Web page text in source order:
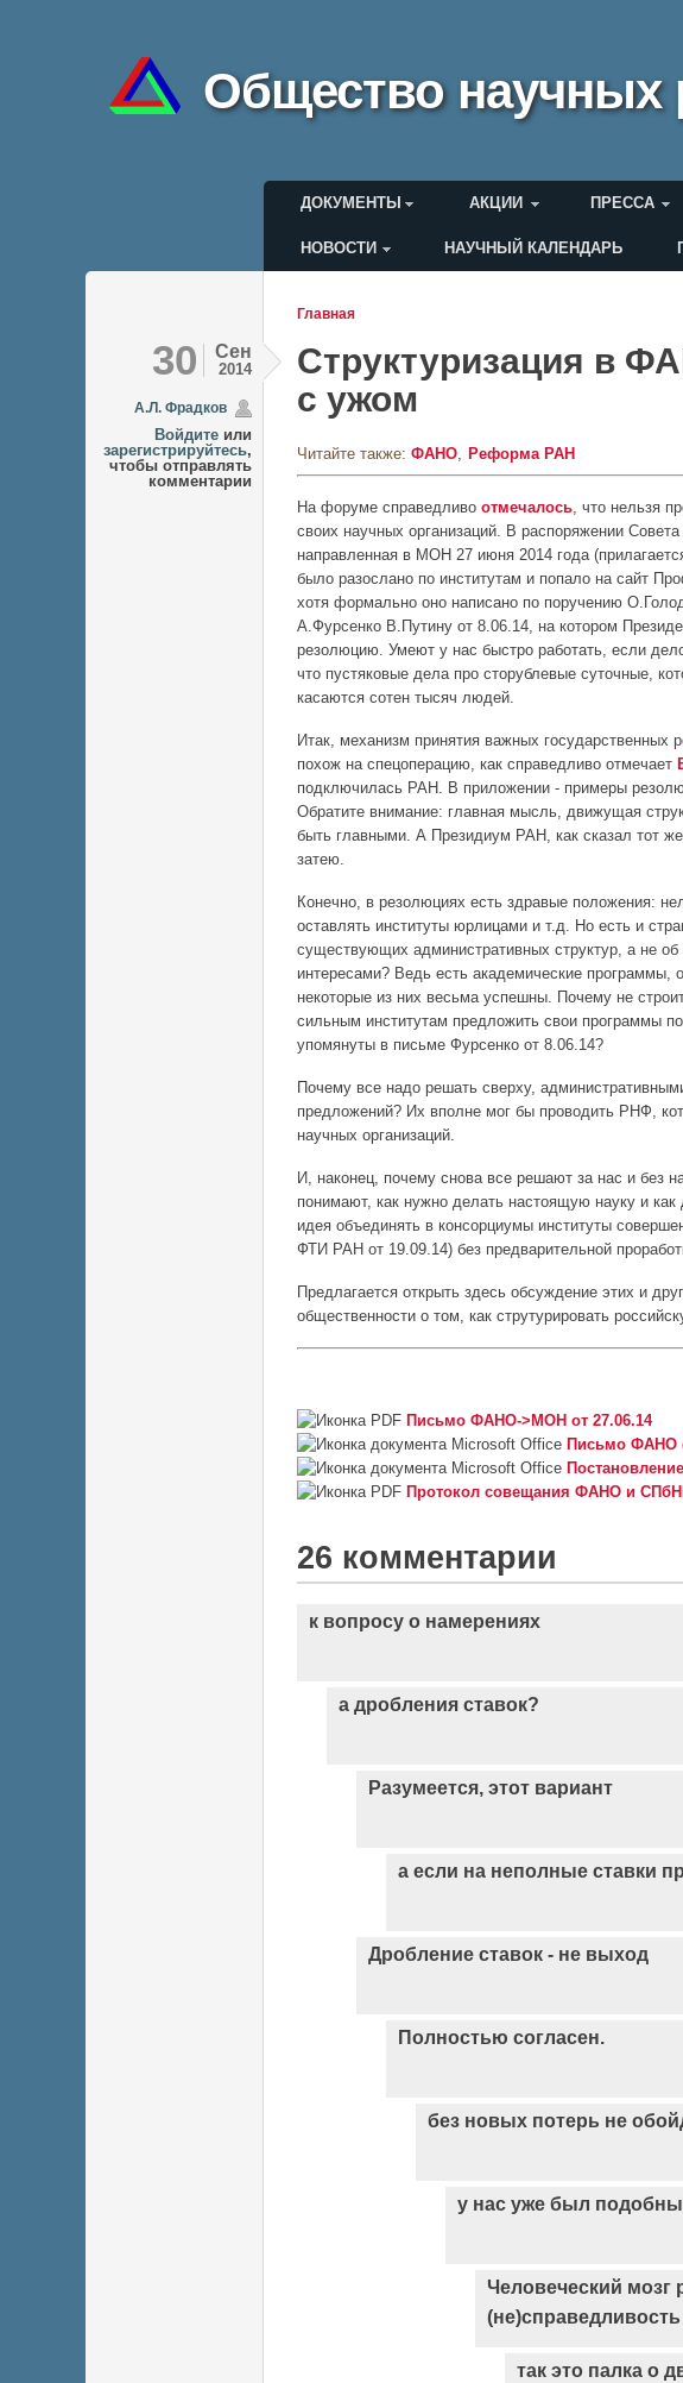
Общество научных
Главное меню
ДОКУМЕНТЫ АКЦИИ ПРЕССА
Меню пользователя
НОВОСТИ НАУЧНЫЙ КАЛЕНДАРЬ
Вы здесь
Главная
30 Сен
2014
А.Л. Фрадков
Войдите или
зарегистрируйтесь,
чтобы отправлять
комментарии
Структуризация в
с ужом
Читайте также: ФАНО Реформа РАН
На форуме справедливо отмечалось , что нельзя
своих научных организаций. В распоряжении
направленная в МОН 27 июня 2014 года
было разослано по институтам и попало на сайт
хотя формально оно написано по поручению
А.Фурсенко В.Путину от 8.06.14, на котором
резолюцию. Умеют у нас быстро работать, если
что пустяковые дела про сторублевые суточные,
касаются сотен тысяч людей.
Итак, механизм принятия важных государственных
похож на спецоперацию, как справедливо отмечает
подключилась РАН. В приложении - примеры
Обратите внимание: главная мысль, движущая
быть главными. А Президиум РАН, как сказал тот
затею.
Конечно, в резолюциях есть здравые положения:
оставлять институты юрлицами и т.д. Но есть и
существующих административных структур, а не
интересами? Ведь есть академические программы,
некоторые из них весьма успешны. Почему не
сильным институтам предложить свои программы
упомянуты в письме Фурсенко от 8.06.14?
Почему все надо решать сверху,
предложений? Их вполне мог бы проводить РНФ,
научных организаций.
И, наконец, почему снова все решают за нас и без
понимают, как нужно делать настоящую науку и
идея объединять в консорциумы институты
ФТИ РАН от 19.09.14) без предварительной
Предлагается открыть здесь обсуждение этих и
общественности о том, как струтурировать
Письмо ФАНО->МОН от 27.06.14
Письмо ФАНО
Протокол совещания ФАНО и
26 комментарии
к вопросу о намерениях
а дробления ставок?
Разумеется, этот вариант
а если на неполные ставки
Дробление ставок - не выход
Полностью согласен.
без новых потерь не
у нас уже был
Человеческий мозг
так это палка о